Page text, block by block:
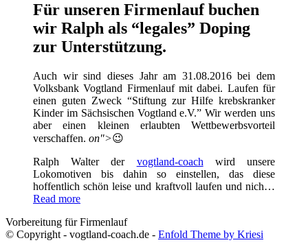
Für unseren Firmenlauf buchen
wir Ralph als “legales” Doping
zur Unterstützung.
Auch wir sind dieses Jahr am 31.08.2016 bei dem
Volksbank Vogtland Firmenlauf mit dabei. Laufen für
einen guten Zweck “Stiftung zur Hilfe krebskranker
Kinder im Sächsischen Vogtland e.V.” Wir werden uns
aber einen kleinen erlaubten Wettbewerbsvorteil
verschaffen. on">😉
Ralph Walter der vogtland-coach wird unsere
Lokomotiven bis dahin so einstellen, das diese
hoffentlich schön leise und kraftvoll laufen und nich…
Read more
Vorbereitung für Firmenlauf
© Copyright - vogtland-coach.de - Enfold Theme by Kriesi